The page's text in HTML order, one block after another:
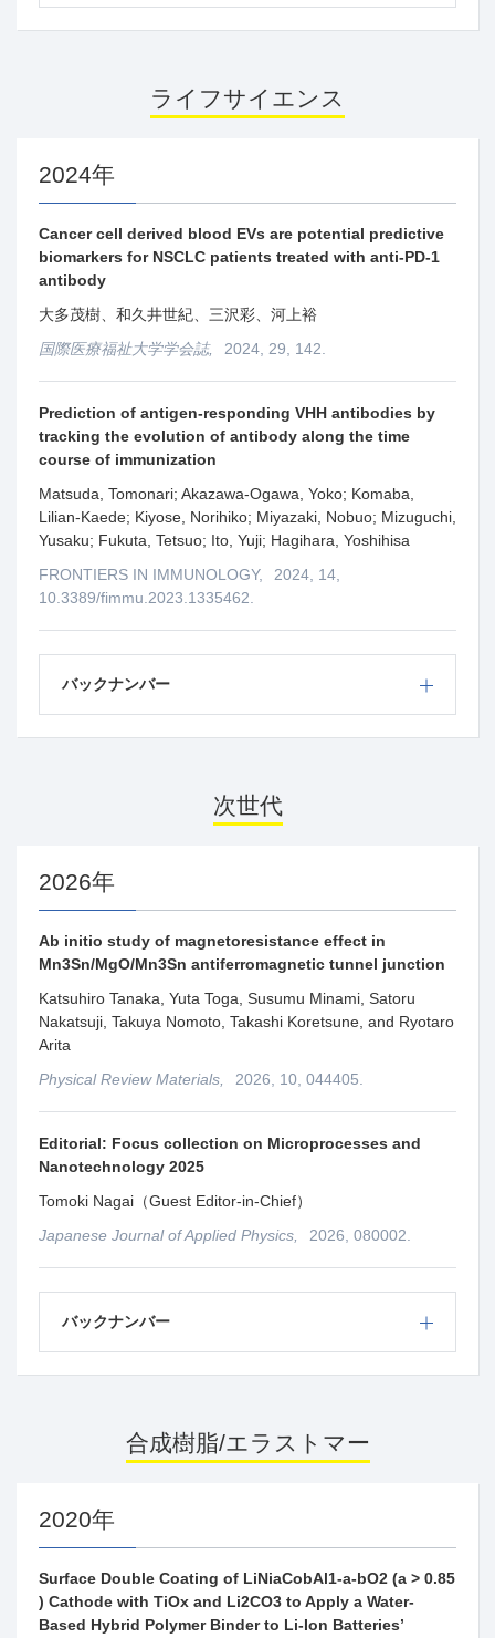
ライフサイエンス
2024年
Cancer cell derived blood EVs are potential predictive
biomarkers for NSCLC patients treated with anti-PD-1
antibody
大多茂樹、和久井世紀、三沢彩、河上裕
国際医療福祉大学学会誌,
2024, 29, 142.
Prediction of antigen-responding VHH antibodies by
tracking the evolution of antibody along the time
course of immunization
Matsuda, Tomonari; Akazawa-Ogawa, Yoko; Komaba,
Lilian-Kaede; Kiyose, Norihiko; Miyazaki, Nobuo; Mizuguchi,
Yusaku; Fukuta, Tetsuo; Ito, Yuji; Hagihara, Yoshihisa
FRONTIERS IN IMMUNOLOGY,
2024, 14,
10.3389/fimmu.2023.1335462.
バックナンバー
次世代
2026年
Ab initio study of magnetoresistance effect in
Mn3Sn/MgO/Mn3Sn antiferromagnetic tunnel junction
Katsuhiro Tanaka, Yuta Toga, Susumu Minami, Satoru
Nakatsuji, Takuya Nomoto, Takashi Koretsune, and Ryotaro
Arita
Physical Review Materials,
2026, 10, 044405.
Editorial: Focus collection on Microprocesses and
Nanotechnology 2025
Tomoki Nagai（Guest Editor-in-Chief）
Japanese Journal of Applied Physics,
2026, 080002.
バックナンバー
合成樹脂/エラストマー
2020年
Surface Double Coating of LiNiaCobAl1-a-bO2 (a > 0.85
) Cathode with TiOx and Li2CO3 to Apply a Water-
Based Hybrid Polymer Binder to Li-Ion Batteries’